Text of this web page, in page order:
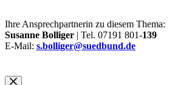
Ihre Ansprechpartnerin zu diesem Thema:
Susanne Bolliger | Tel. 07191 801-139
E-Mail: s.bolliger@suedbund.de